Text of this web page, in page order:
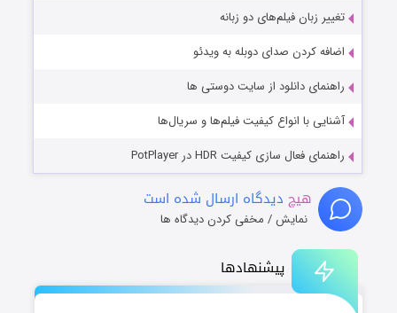
پیشنهادها
تغییر زبان فیلم‌های دو زبانه
اضافه کردن صدای دوبله به ویدئو
راهنمای دانلود از سایت دوستی ها
آشنایی با انواع کیفیت فیلم‌ها و سریال‌ها
راهنمای فعال سازی کیفیت HDR در PotPlayer
هیچ دیدگاه ارسال شده است
نمایش / مخفی کردن دیدگاه ها